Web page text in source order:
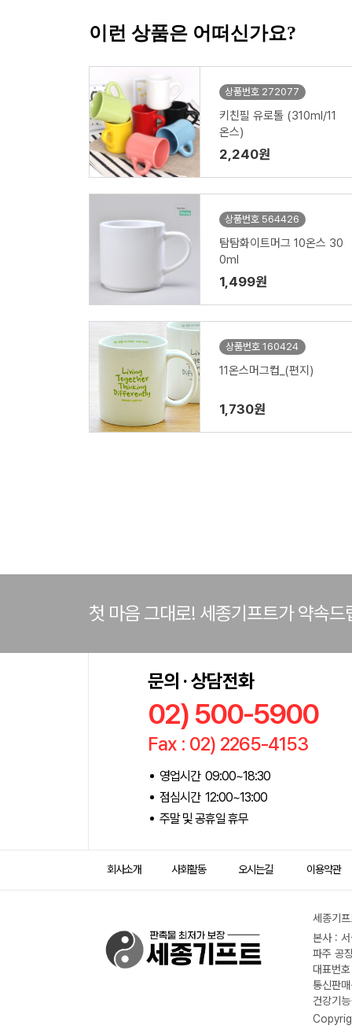
이런 상품은 어떠신가요?
상품번호 272077
키친필 유로톨 (310ml/11
온스)
2,240원
상품번호 564426
탐탐화이트머그 10온스 30
0ml
1,499원
상품번호 160424
11온스머그컵_(편지)
1,730원
첫 마음 그대로! 세종기프트가 약속드
문의 · 상담전화
02) 500-5900
Fax : 02) 2265-4153
영업시간 09:00~18:30
점심시간 12:00~13:00
주말 및 공휴일 휴무
회사소개 사회활동 오시는길 이용약관
세종기
본사 :
파주 공
대표번
통신판
건강기